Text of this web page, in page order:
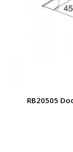
RB20505